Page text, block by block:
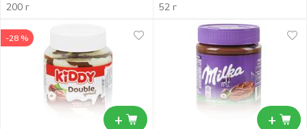
200 г
52 г
+
-28 %
+